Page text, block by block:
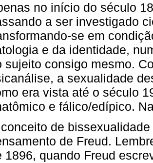
no início do século
a ser investigado
se em
e da identidade,
sujeito consigo mesmo.
a sexualidade
era vista até o século
e fálico/edípico.
de
de Freud.
1896, quando Freud